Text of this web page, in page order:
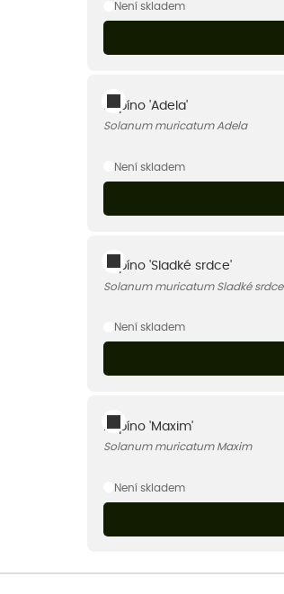
Není skladem
Pepíno 'Adela'
Solanum muricatum Adela
Není skladem
Pepíno 'Sladké srdce'
Solanum muricatum Sladké srdce
Není skladem
Pepíno 'Maxim'
Solanum muricatum Maxim
Není skladem